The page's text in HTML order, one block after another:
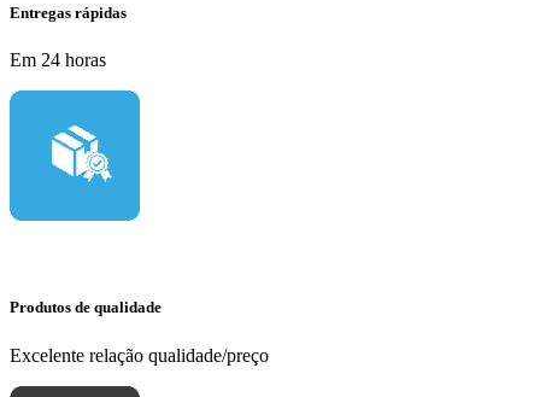
Entregas rápidas
Em 24 horas
Produtos de qualidade
Excelente relação qualidade/preço